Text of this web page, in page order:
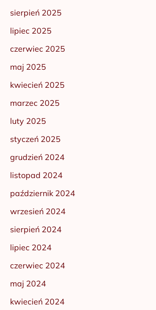
sierpień 2025
lipiec 2025
czerwiec 2025
maj 2025
kwiecień 2025
marzec 2025
luty 2025
styczeń 2025
grudzień 2024
listopad 2024
październik 2024
wrzesień 2024
sierpień 2024
lipiec 2024
czerwiec 2024
maj 2024
kwiecień 2024